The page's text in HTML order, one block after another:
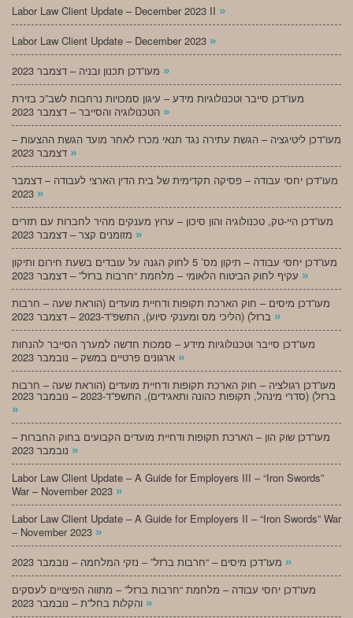
Labor Law Client Update – December 2023 II »
Labor Law Client Update – December 2023 »
»
מעו”דכן סייבר וטכנולוגיות מידע – עיגון סמכויות נרחבות לשב”כ בזירת
»
מעו”דכן ליטיגציה – הגשת עתירה נגד תנאי מכרז לאחר מועד הגשת ההצעות –
»
מעו”דכן יחסי עבודה – פסיקה תקדימית של בית הדין הארצי לעבודה – דצמבר
»
מעו”דכן היי-טק, טכנולוגיה והון סיכון – ערוץ מענקים מהיר לחברות עם תזרים
»
מעו”דכן יחסי עבודה – תיקון מס’ 5 לחוק הגנה על עובדים בשעת חירום ותיקון
»
מעו”דכן מיסים – חוק הארכת תקופות ודחיית מועדים (הוראת שעה – חרבות
»
מעו”דכן סייבר וטכנולוגיות מידע – סמכות חדשה למערך הסייבר להנחות
»
מעו”דכן רגולציה – חוק הארכת תקופות ודחיית מועדים (הוראת שעה – חרבות
ברזל) (סדרי מינהל, תקופות כהונה ותאגידים), התשפ”ד-2023 – נובמבר 2023
»
מעו”דכן שוק הון – הארכת תקופות ודחיית מועדים הקבועים בחוק החברות –
»
Labor Law Client Update – A Guide for Employers III – “Iron Swords”
War – November 2023 »
Labor Law Client Update – A Guide for Employers II – “Iron Swords” War
– November 2023 »
»
מעו”דכן יחסי עבודה – מלחמת “חרבות ברזל” – מתווה הפיצויים לעסקים
»